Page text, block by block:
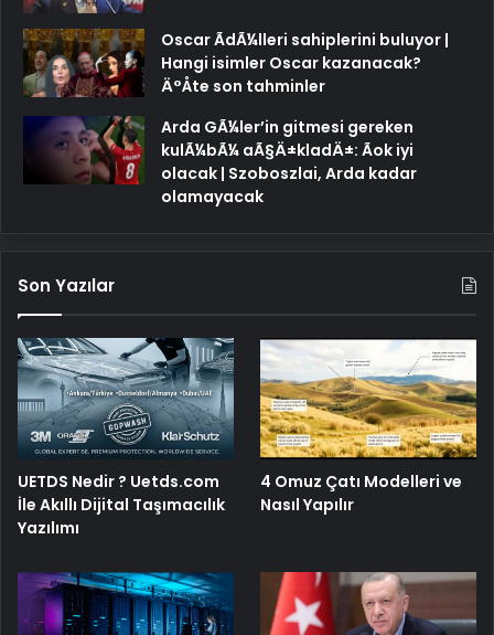
Oscar ÃdÃ¼lleri sahiplerini buluyor |
Hangi isimler Oscar kazanacak?
Ä°Åte son tahminler
Arda GÃ¼ler’in gitmesi gereken
kulÃ¼bÃ¼ aÃ§Ä±kladÄ±: Ãok iyi
olacak | Szoboszlai, Arda kadar
olamayacak
Son Yazılar
UETDS Nedir ? Uetds.com
İle Akıllı Dijital Taşımacılık
Yazılımı
4 Omuz Çatı Modelleri ve
Nasıl Yapılır